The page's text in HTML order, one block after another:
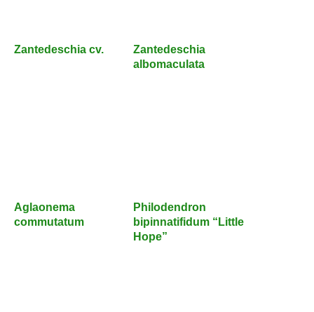
Zantedeschia cv.
Zantedeschia
albomaculata
Aglaonema
commutatum
Philodendron
bipinnatifidum “Little
Hope”